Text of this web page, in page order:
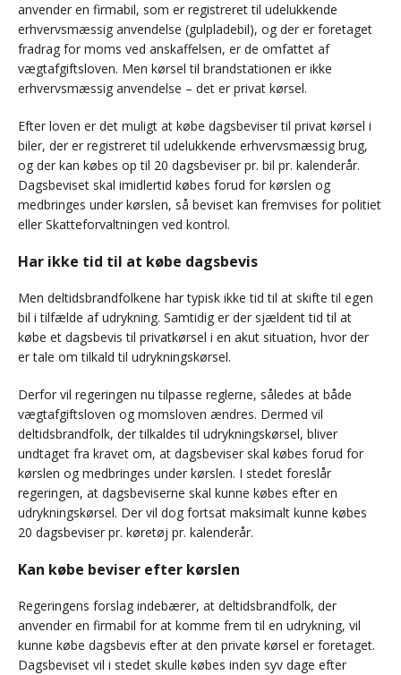
anvender en firmabil, som er registreret til udelukkende
erhvervsmæssig anvendelse (gulpladebil), og der er foretaget
fradrag for moms ved anskaffelsen, er de omfattet af
vægtafgiftsloven. Men kørsel til brandstationen er ikke
erhvervsmæssig anvendelse – det er privat kørsel.
Efter loven er det muligt at købe dagsbeviser til privat kørsel i
biler, der er registreret til udelukkende erhvervsmæssig brug,
og der kan købes op til 20 dagsbeviser pr. bil pr. kalenderår.
Dagsbeviset skal imidlertid købes forud for kørslen og
medbringes under kørslen, så beviset kan fremvises for politiet
eller Skatteforvaltningen ved kontrol.
Har ikke tid til at købe dagsbevis
Men deltidsbrandfolkene har typisk ikke tid til at skifte til egen
bil i tilfælde af udrykning. Samtidig er der sjældent tid til at
købe et dagsbevis til privatkørsel i en akut situation, hvor der
er tale om tilkald til udrykningskørsel.
Derfor vil regeringen nu tilpasse reglerne, således at både
vægtafgiftsloven og momsloven ændres. Dermed vil
deltidsbrandfolk, der tilkaldes til udrykningskørsel, bliver
undtaget fra kravet om, at dagsbeviser skal købes forud for
kørslen og medbringes under kørslen. I stedet foreslår
regeringen, at dagsbeviserne skal kunne købes efter en
udrykningskørsel. Der vil dog fortsat maksimalt kunne købes
20 dagsbeviser pr. køretøj pr. kalenderår.
Kan købe beviser efter kørslen
Regeringens forslag indebærer, at deltidsbrandfolk, der
anvender en firmabil for at komme frem til en udrykning, vil
kunne købe dagsbevis efter at den private kørsel er foretaget.
Dagsbeviset vil i stedet skulle købes inden syv dage efter